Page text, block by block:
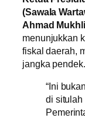
(Sawala
Ahmad
menunjukkan
fiskal daerah,
jangka pendek.
“Ini
di situlah